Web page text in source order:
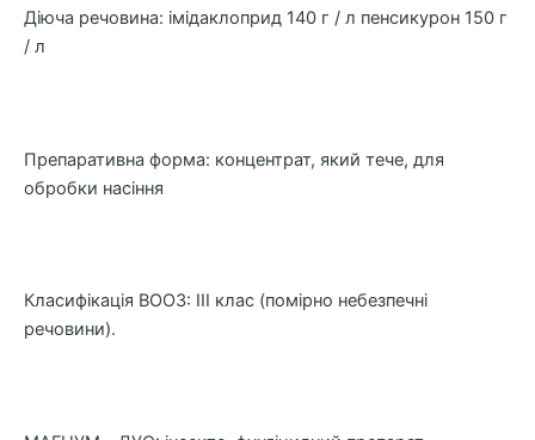
Діюча речовина: імідаклоприд 140 г / л пенсикурон 150 г
/ л
Препаративна форма: концентрат, який тече, для
обробки насіння
Класифікація ВООЗ: ІІІ клас (помірно небезпечні
речовини).